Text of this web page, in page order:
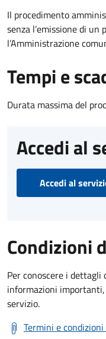
Il procedimento
senza l’emissione di
l’Amministrazione
Tempi e
Durata massima del
Accedi al
Accedi al
Condizioni
Per conoscere i
informazioni
servizio.
Termini e